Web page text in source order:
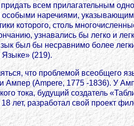
всем прилагательным
наречиями,
которого, столь
узнавались бы легко и
был бы несравнимо более
(219).
что проблемой всеобщего
Ампер (Ampere, 1775 -1836). У
тока, будущий создатель
лет, разработал свой проект